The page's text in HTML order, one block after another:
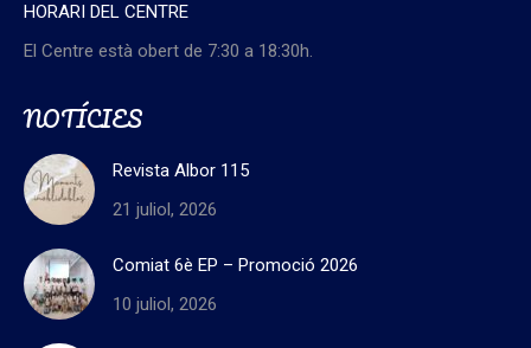
HORARI DEL CENTRE
El Centre està obert de 7:30 a 18:30h.
NOTÍCIES
Revista Albor 115
21 juliol, 2026
Comiat 6è EP – Promoció 2026
10 juliol, 2026